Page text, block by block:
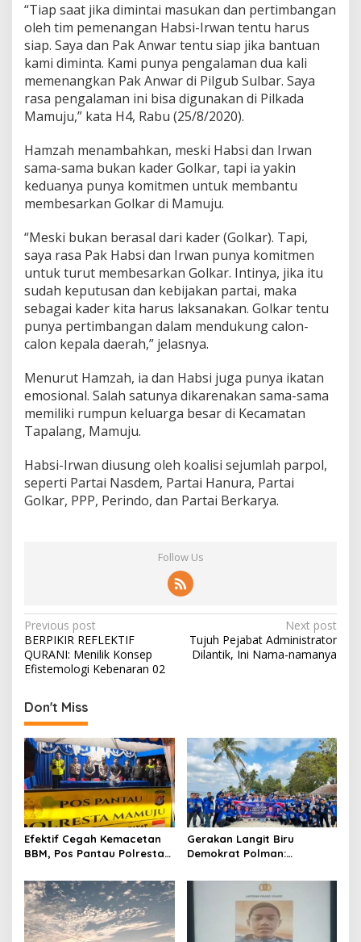
u
“Tiap saat jika dimintai masukan dan pertimbangan
oleh tim pemenangan Habsi-Irwan tentu harus
siap. Saya dan Pak Anwar tentu siap jika bantuan
kami diminta. Kami punya pengalaman dua kali
memenangkan Pak Anwar di Pilgub Sulbar. Saya
rasa pengalaman ini bisa digunakan di Pilkada
Mamuju,” kata H4, Rabu (25/8/2020).
Hamzah menambahkan, meski Habsi dan Irwan
sama-sama bukan kader Golkar, tapi ia yakin
keduanya punya komitmen untuk membantu
membesarkan Golkar di Mamuju.
“Meski bukan berasal dari kader (Golkar). Tapi,
saya rasa Pak Habsi dan Irwan punya komitmen
untuk turut membesarkan Golkar. Intinya, jika itu
sudah keputusan dan kebijakan partai, maka
sebagai kader kita harus laksanakan. Golkar tentu
punya pertimbangan dalam mendukung calon-
calon kepala daerah,” jelasnya.
Menurut Hamzah, ia dan Habsi juga punya ikatan
emosional. Salah satunya dikarenakan sama-sama
memiliki rumpun keluarga besar di Kecamatan
Tapalang, Mamuju.
Habsi-Irwan diusung oleh koalisi sejumlah parpol,
seperti Partai Nasdem, Partai Hanura, Partai
Golkar, PPP, Perindo, dan Partai Berkarya.
Follow Us
P
o
s
t
n
a
v
i
g
a
t
i
o
n
Previous post
BERPIKIR REFLEKTIF
QURANI: Menilik Konsep
Efistemologi Kebenaran 02
Next post
Tujuh Pejabat Administrator
Dilantik, Ini Nama-namanya
Don't Miss
Efektif Cegah Kemacetan
BBM, Pos Pantau Polresta
SPBU Kali Mamuju
Gerakan Langit Biru
Demokrat Polman:
Kesehatan dan Donor